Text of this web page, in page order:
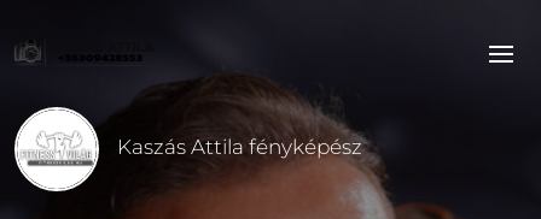
Kaszás Attila fényképész